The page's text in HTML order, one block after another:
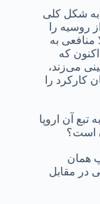
شکل کلی
را
منافعی به
که
می‌زند،
کارکرد را
تبع آن اروپا
است؟
همان
در مقابل